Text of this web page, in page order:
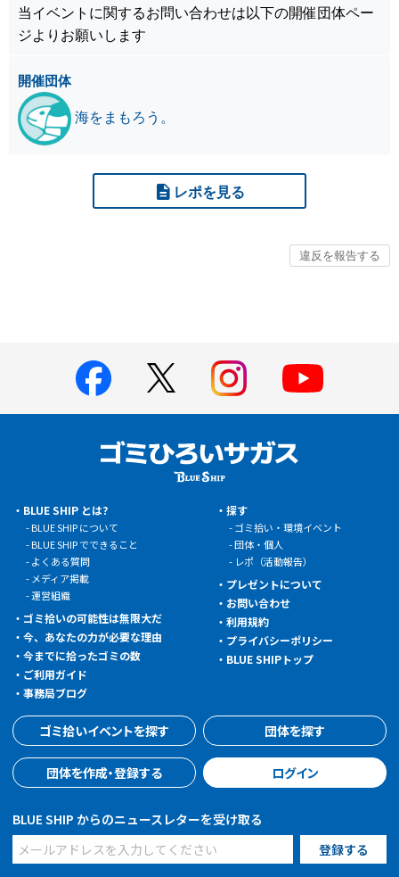
当イベントに関するお問い合わせは以下の開催団体ペー
ジよりお願いします
開催団体
海をまもろう。
レポを見る
BLUE SHIP とは?
BLUE SHIP について
BLUE SHIP でできること
よくある質問
メディア掲載
運営組織
ゴミ拾いの可能性は無限大だ
今、あなたの力が必要な理由
今までに拾ったゴミの数
ご利用ガイド
事務局ブログ
探す
ゴミ拾い・環境イベント
団体・個人
レポ（活動報告）
プレゼントについて
お問い合わせ
利用規約
プライバシーポリシー
BLUE SHIPトップ
ゴミ拾いイベントを探す 団体を探す
団体を作成・登録する ログイン
BLUE SHIP からのニュースレターを受け取る